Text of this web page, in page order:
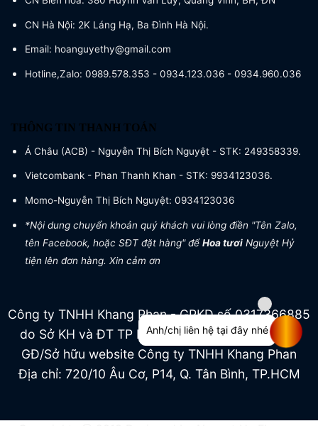
CN Hà Nội: 2K Láng Hạ, Ba Đình Hà Nội.
Email: hoanguyethy@gmail.com
Hotline,Zalo: 0989.578.353 - 0934.123.036 - 0934.960.036
THÔNG TIN THANH TOÁN
Á Châu (ACB) - Nguyễn Thị Bích Nguyệt - STK: 249358339.
Vietcombank - Phan Thanh Khan - STK: 9934123036.
Momo-Nguyễn Thị Bích Nguyệt: 0934123036
*Nội dung chuyển khoản quý khách vui lòng điền "Tên Zalo,
tên Facebook, hoặc SĐT đặt hàng" đểHoa tươi Nguyệt Hỷ
tiện lên đơn hàng. Xin cảm ơn
Công ty TNHH Khang Phan - GPKD số 0317366885
do Sở KH và ĐT TP HCM cấp ngày 04/07/2022
GĐ/Sở hữu website Công ty TNHH Khang Phan
Địa chỉ: 720/10 Âu Cơ, P14, Q. Tân Bình, TP.HCM
Anh/chị liên hệ tại đây nhé